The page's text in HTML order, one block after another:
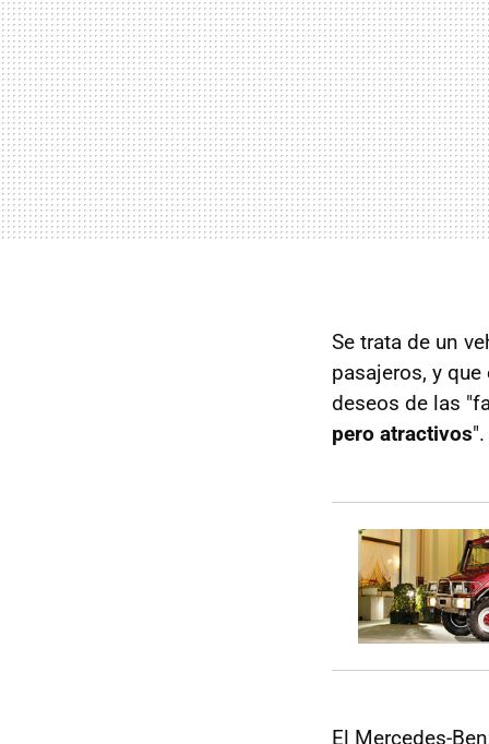
Se trata de un
pasajeros, y
deseos de las
pero atractivos".
El Mercedes-